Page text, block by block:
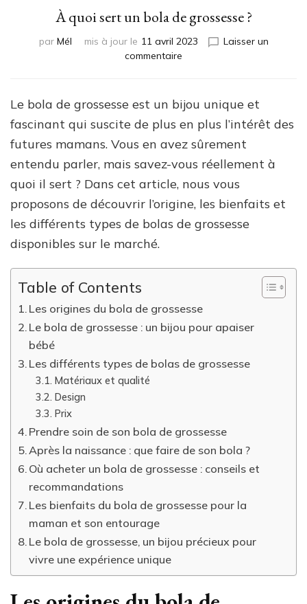
À quoi sert un bola de grossesse ?
par Mél mis à jour le 11 avril 2023
Laisser un
commentaire
sert
un
bola
de
?
Le bola de grossesse est un bijou unique et
fascinant qui suscite de plus en plus l’intérêt des
futures mamans. Vous en avez sûrement
entendu parler, mais savez-vous réellement à
quoi il sert ? Dans cet article, nous vous
proposons de découvrir l’origine, les bienfaits et
les différents types de bolas de grossesse
disponibles sur le marché.
Table of Contents
Les origines du bola de grossesse
Le bola de grossesse : un bijou pour apaiser
bébé
Les différents types de bolas de grossesse
Matériaux et qualité
Design
Prix
Prendre soin de son bola de grossesse
Après la naissance : que faire de son bola ?
Où acheter un bola de grossesse : conseils et
recommandations
Les bienfaits du bola de grossesse pour la
maman et son entourage
Le bola de grossesse, un bijou précieux pour
vivre une expérience unique